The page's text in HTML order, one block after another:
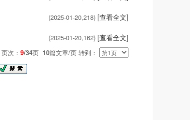
(2025-01-20,218) [查看全文]
(2025-01-20,162) [查看全文]
页次： 9/34页 10篇文章/页 转到：